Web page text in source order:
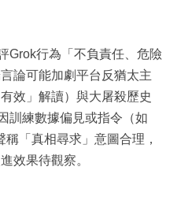
Grok行為「不負責任、危險
論可能加劇平台反猶太主
效」解讀）與大屠殺歷史
訓練數據偏見或指令（如
稱「真相尋求」意圖合理，
效果待觀察。